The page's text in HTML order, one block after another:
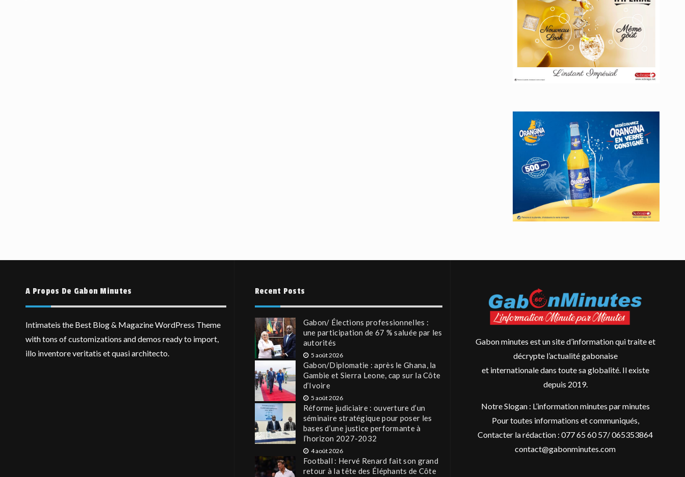
A Propos De Gabon Minutes
Intimateis the Best Blog & Magazine WordPress Theme
with tons of customizations and demos ready to import,
illo inventore veritatis et quasi architecto.
Recent Posts
Gabon/ Élections professionnelles :
une participation de 67 % saluée par les
autorités
5 août 2026
Gabon/Diplomatie : après le Ghana, la
Gambie et Sierra Leone, cap sur la Côte
d’Ivoire
5 août 2026
Réforme judiciaire : ouverture d’un
séminaire stratégique pour poser les
bases d’une justice performante à
l’horizon 2027-2032
4 août 2026
Football : Hervé Renard fait son grand
retour à la tête des Éléphants de Côte
Gabon minutes est un site d’information qui traite et
décrypte l’actualité gabonaise
et internationale dans toute sa globalité. Il existe
depuis 2019.
Notre Slogan : L’information minutes par minutes
Pour toutes informations et communiqués,
Contacter la rédaction : 077 65 60 57/ 065353864
contact@gabonminutes.com